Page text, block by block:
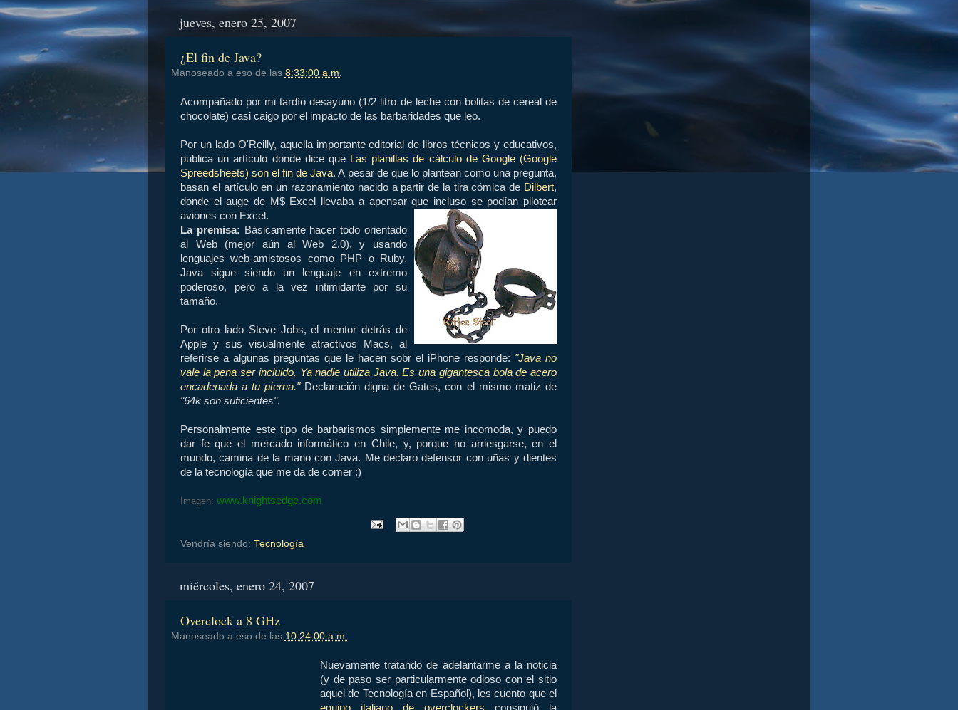
jueves, enero 25, 2007
¿El fin de Java?
Manoseado a eso de las 8:33:00 a.m.
Acompañado por mi tardío desayuno (1/2 litro de leche con bolitas de cereal de
chocolate) casi caigo por el impacto de las barbaridades que leo.
Por un lado O'Reilly, aquella importante editorial de libros técnicos y educativos,
publica un artículo donde dice que Las planillas de cálculo de Google (Google
Spreedsheets) son el fin de Java. A pesar de que lo plantean como una pregunta,
basan el artículo en un razonamiento nacido a partir de la tira cómica de Dilbert,
donde el auge de M$ Excel llevaba a apensar que incluso se podían pilotear
aviones con Excel.
La premisa: Básicamente hacer todo orientado
al Web (mejor aún al Web 2.0), y usando
lenguajes web-amistosos como PHP o Ruby.
Java sigue siendo un lenguaje en extremo
poderoso, pero a la vez intimidante por su
tamaño.
Por otro lado Steve Jobs, el mentor detrás de
Apple y sus visualmente atractivos Macs, al
referirse a algunas preguntas que le hacen sobr el iPhone responde: "Java no
vale la pena ser incluido. Ya nadie utiliza Java. Es una gigantesca bola de acero
encadenada a tu pierna."Declaración digna de Gates, con el mismo matiz de
"64k son suficientes".
Personalmente este tipo de barbarismos simplemente me incomoda, y puedo
dar fe que el mercado informático en Chile, y, porque no arriesgarse, en el
mundo, camina de la mano con Java. Me declaro defensor con uñas y dientes
de la tecnología que me da de comer :)
Imagen: www.knightsedge.com
Vendría siendo: Tecnología
miércoles, enero 24, 2007
Overclock a 8 GHz
Manoseado a eso de las 10:24:00 a.m.
Nuevamente tratando de adelantarme a la noticia
(y de paso ser particularmente odioso con el sitio
aquel de Tecnología en Español), les cuento que el